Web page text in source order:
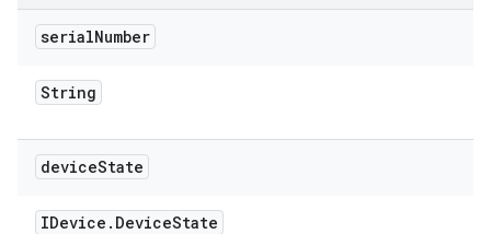
serialNumber
String
deviceState
IDevice . DeviceState